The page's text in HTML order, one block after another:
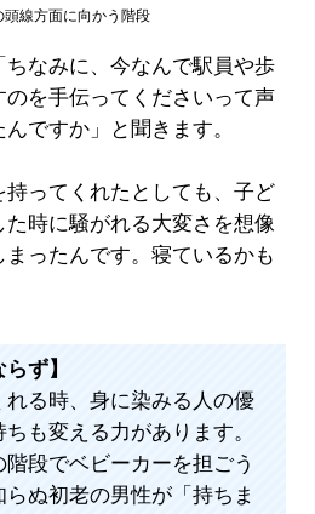
線方面に向かう階段
なみに、今なんで駅員や歩
を手伝ってくださいって声
ですか」と聞きます。
持ってくれたとしても、子ど
た時に騒がれる大変さを想像
ったんです。寝ているかも
ず】
る時、身に染みる人の優
も変える力があります。
段でベビーカーを担ごう
ぬ初老の男性が「持ちま